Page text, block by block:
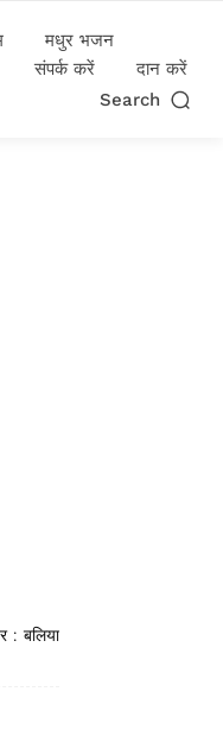
मधुर भजन
संपर्क करें
दान करें
Search
: बलिया